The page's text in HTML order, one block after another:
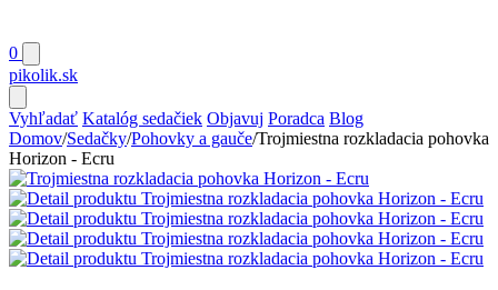
0
pikolik.sk
Vyhľadať Katalóg sedačiek Objavuj Poradca Blog
Domov/Sedačky/Pohovky a gauče/Trojmiestna rozkladacia pohovka
Horizon - Ecru